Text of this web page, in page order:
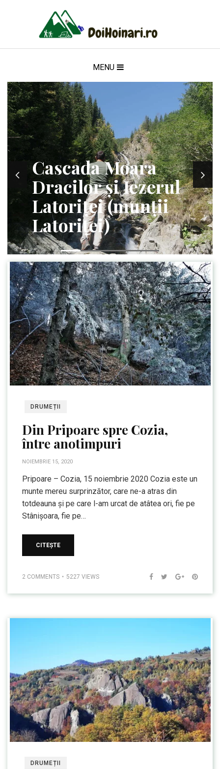
MENU
Cascada Moara
Dracilor și Iezerul
Latoriței (munții
Latoriței)
DRUMEȚII
Din Pripoare spre Cozia,
între anotimpuri
NOIEMBRIE 15, 2020
Pripoare – Cozia, 15 noiembrie 2020 Cozia este un
munte mereu surprinzător, care ne-a atras din
totdeauna și pe care l-am urcat de atâtea ori, fie pe
Stânișoara, fie pe…
CITEȘTE
2 COMMENTS 5227 VIEWS
DRUMEȚII